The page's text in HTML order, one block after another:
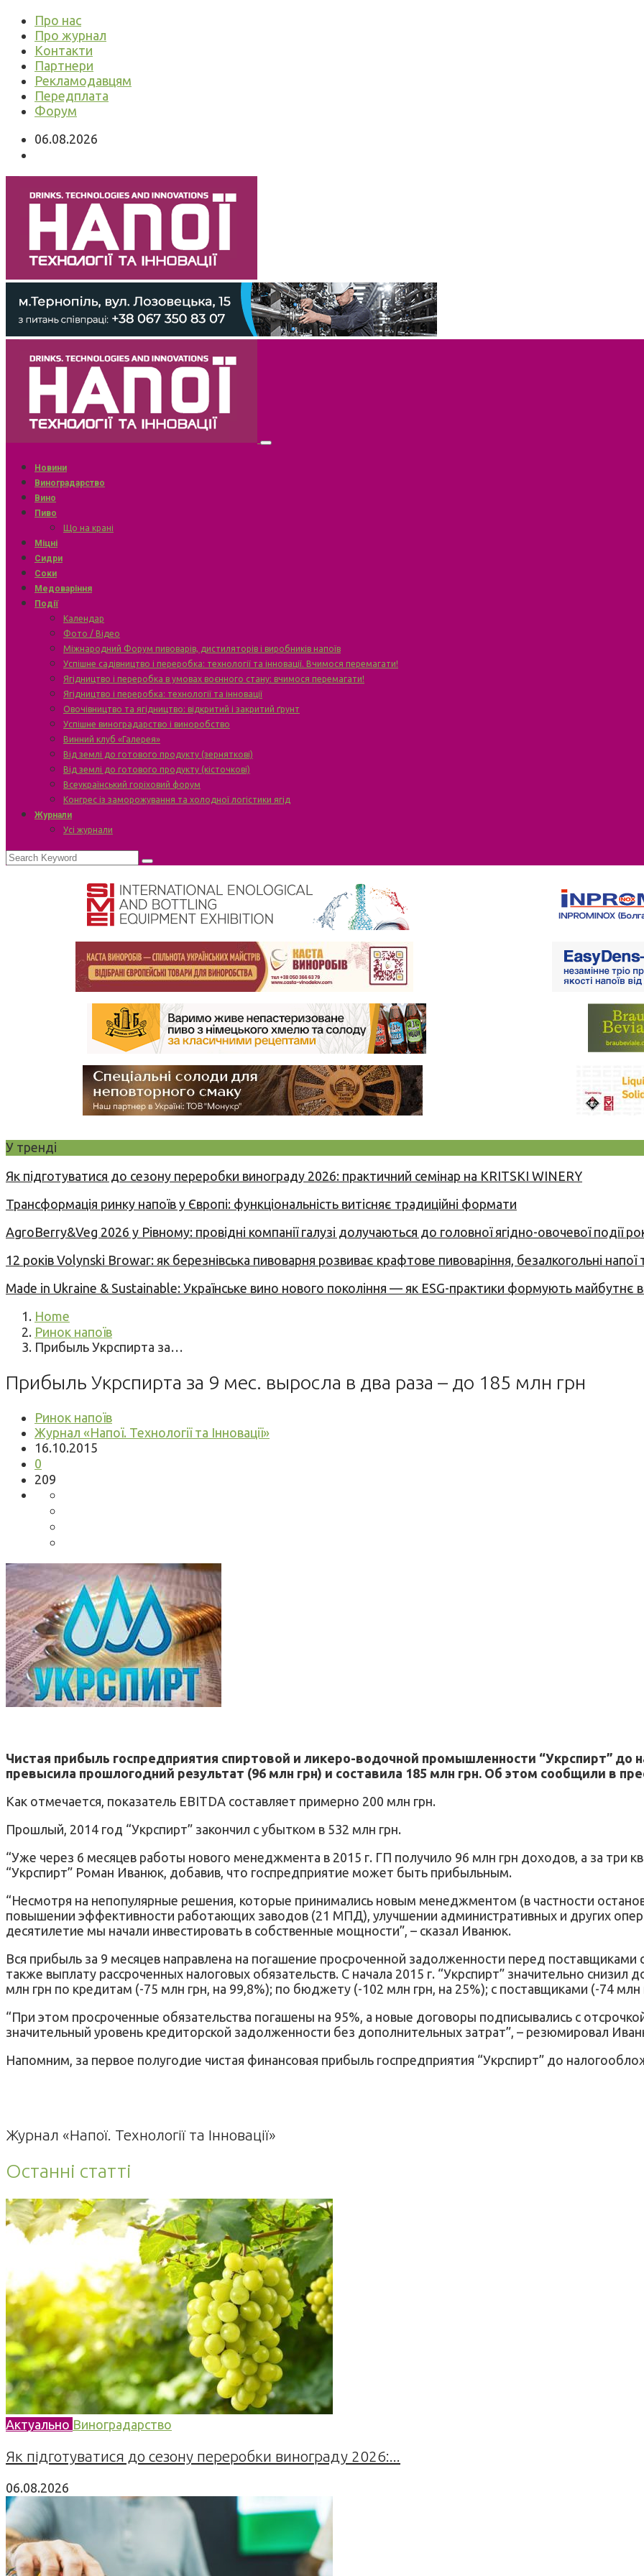
Про нас
Про журнал
Контакти
Партнери
Рекламодавцям
Передплата
Форум
06.08.2026
Новини
Виноградарство
Вино
Пиво
Що на крані
Міцні
Сидри
Соки
Медоваріння
Події
Календар
Фото / Відео
Міжнародний Форум пивоварів, дистиляторів і виробників напоїв
Успішне садівництво і переробка: технології та інновації. Вчимося перемагати!
Ягідництво і переробка в умовах воєнного стану: вчимося перемагати!
Ягідництво і переробка: технології та інновації
Овочівництво та ягідництво: відкритий і закритий ґрунт
Успішне виноградарство і виноробство
Винний клуб «Галерея»
Від землі до готового продукту (зерняткові)
Від землі до готового продукту (кісточкові)
Всеукраїнський горіховий форум
Конгрес із заморожування та холодної логістики ягід
Журнали
Усі журнали
У тренді
Як підготуватися до сезону переробки винограду 2026: практичний семінар на KRITSKI WINERY
Трансформація ринку напоїв у Європі: функціональність витісняє традиційні формати
AgroBerry&Veg 2026 у Рівному: провідні компанії галузі долучаються до головної ягідно-овочевої події
12 років Volynski Browar: як березнівська пивоварня розвиває крафтове пивоваріння, безалкогольні напої
Made in Ukraine & Sustainable: Українське вино нового покоління — як ESG-практики формують майбутнє
Home
Ринок напоїв
Прибыль Укрспирта за…
Прибыль Укрспирта за 9 мес. выросла в два раза – до 185 млн грн
Ринок напоїв
Журнал «Напої. Технології та Інновації»
16.10.2015
0
209
Чистая прибыль госпредприятия спиртовой и ликеро-водочной промышленности “Укрспирт” до
превысила прошлогодний результат (96 млн грн) и составила 185 млн грн. Об этом сообщили в
Как отмечается, показатель EBITDA составляет примерно 200 млн грн.
Прошлый, 2014 год “Укрспирт” закончил с убытком в 532 млн грн.
“Уже через 6 месяцев работы нового менеджмента в 2015 г. ГП получило 96 млн грн доходов, а за три
“Укрспирт” Роман Иванюк, добавив, что госпредприятие может быть прибыльным.
“Несмотря на непопулярные решения, которые принимались новым менеджментом (в частности
повышении эффективности работающих заводов (21 МПД), улучшении административных и других
десятилетие мы начали инвестировать в собственные мощности”, – сказал Иванюк.
Вся прибыль за 9 месяцев направлена на погашение просроченной задолженности перед поставщиками
также выплату рассроченных налоговых обязательств. С начала 2015 г. “Укрспирт” значительно снизил
млн грн по кредитам (-75 млн грн, на 99,8%); по бюджету (-102 млн грн, на 25%); с поставщиками (-74 млн
“При этом просроченные обязательства погашены на 95%, а новые договоры подписывались с
значительный уровень кредиторской задолженности без дополнительных затрат”, – резюмировал
Напомним, за первое полугодие чистая финансовая прибыль госпредприятия “Укрспирт” до
Журнал «Напої. Технології та Інновації»
Останні статті
Актуально Виноградарство
Як підготуватися до сезону переробки винограду 2026:...
06.08.2026